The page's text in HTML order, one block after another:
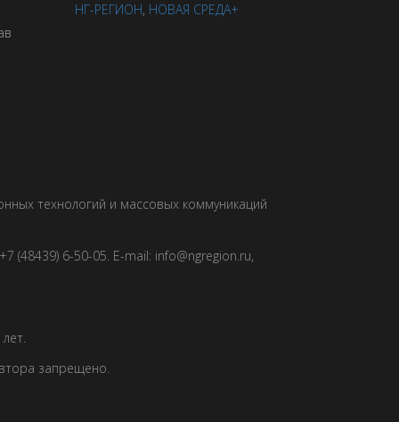
НГ-РЕГИОН, НОВАЯ СРЕДА+
технологий и массовых коммуникаций
(48439) 6-50-05. E-mail: info@ngregion.ru,
запрещено.